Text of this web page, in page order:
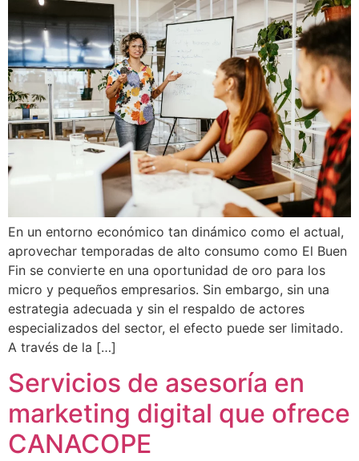
En un entorno económico tan dinámico como el actual,
aprovechar temporadas de alto consumo como El Buen
Fin se convierte en una oportunidad de oro para los
micro y pequeños empresarios. Sin embargo, sin una
estrategia adecuada y sin el respaldo de actores
especializados del sector, el efecto puede ser limitado.
A través de la […]
Servicios de asesoría en
marketing digital que ofrece
CANACOPE